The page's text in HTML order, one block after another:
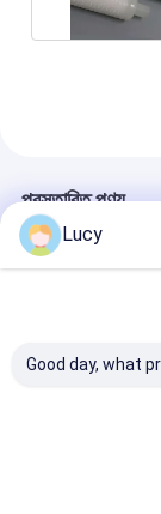
প্রস্তাবিত পণ্য
Lucy
Good day, what